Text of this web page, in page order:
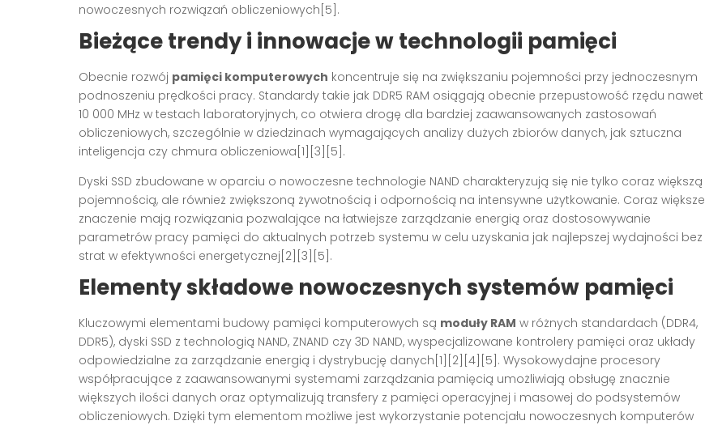
nowoczesnych rozwiązań obliczeniowych[5].
Bieżące trendy i innowacje w technologii pamięci
Obecnie rozwój pamięci komputerowych koncentruje się na zwiększaniu pojemności przy jednoczesnym
podnoszeniu prędkości pracy. Standardy takie jak DDR5 RAM osiągają obecnie przepustowość rzędu nawet
10 000 MHz w testach laboratoryjnych, co otwiera drogę dla bardziej zaawansowanych zastosowań
obliczeniowych, szczególnie w dziedzinach wymagających analizy dużych zbiorów danych, jak sztuczna
inteligencja czy chmura obliczeniowa[1][3][5].
Dyski SSD zbudowane w oparciu o nowoczesne technologie NAND charakteryzują się nie tylko coraz większą
pojemnością, ale również zwiększoną żywotnością i odpornością na intensywne użytkowanie. Coraz większe
znaczenie mają rozwiązania pozwalające na łatwiejsze zarządzanie energią oraz dostosowywanie
parametrów pracy pamięci do aktualnych potrzeb systemu w celu uzyskania jak najlepszej wydajności bez
strat w efektywności energetycznej[2][3][5].
Elementy składowe nowoczesnych systemów pamięci
Kluczowymi elementami budowy pamięci komputerowych są moduły RAM w różnych standardach (DDR4,
DDR5), dyski SSD z technologią NAND, ZNAND czy 3D NAND, wyspecjalizowane kontrolery pamięci oraz układy
odpowiedzialne za zarządzanie energią i dystrybucję danych[1][2][4][5]. Wysokowydajne procesory
współpracujące z zaawansowanymi systemami zarządzania pamięcią umożliwiają obsługę znacznie
większych ilości danych oraz optymalizują transfery z pamięci operacyjnej i masowej do podsystemów
obliczeniowych. Dzięki tym elementom możliwe jest wykorzystanie potencjału nowoczesnych komputerów